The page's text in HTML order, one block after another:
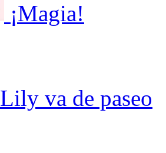
¡Magia!
Lily va de paseo